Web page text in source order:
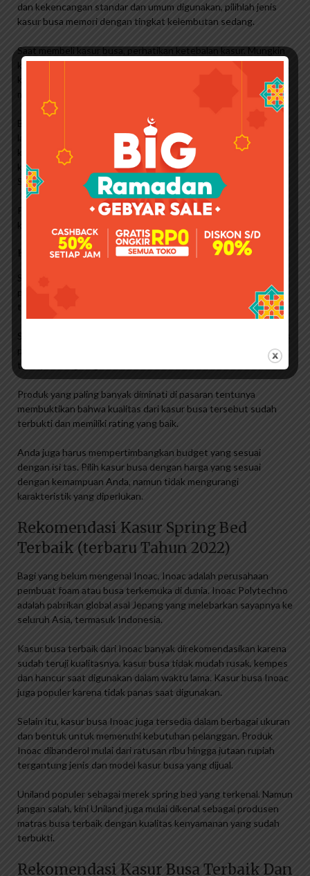
dan kekencangan standar dan umum digunakan, pilihlah jenis
kasur busa memori dengan tingkat kelembutan sedang.
Saat membeli kasur busa, perhatikan ketebalan kasur. Mungkin
ketebalan kasur juga menentukan kualitasnya. Selain ketebalan,
kepadatan kasur busa juga perlu diperhatikan untuk
memastikan kenyamanan maksimal.
Biasanya kasur busa yang dijual di pasaran memiliki kerapatan
lapisan hingga 3 lapisan, dengan setiap lapisan memiliki
ketebalan yang berbeda. Cara sederhana memperhatikan
kerapatan kasur busa adalah dengan mengukur beratnya.
Semakin berat, semakin padat partikel busa biasanya.
Pilih ukuran kasur terbaik untuk kamar tidur Anda Pilih ukuran
kasur terbaik untuk kamar tidur Anda
Kasur Busa Terbaik 2021, Pilih Mana?
Sesuaikan dengan kebutuhan satu orang atau lebih. Anda juga
perlu memperhatikan seberapa besar kasur akan menempati
tubuh.
Saat ini kualitas kasur busa terbaik juga ditentukan oleh kualitas
pembuatnya. Semakin terkenal merk kasur busanya maka anda
tidak perlu ragu lagi.
Produk yang paling banyak diminati di pasaran tentunya
membuktikan bahwa kualitas dari kasur busa tersebut sudah
terbukti dan memiliki rating yang baik.
Anda juga harus mempertimbangkan budget yang sesuai
dengan isi tas. Pilih kasur busa dengan harga yang sesuai
dengan kemampuan Anda, namun tidak mengurangi
karakteristik yang diperlukan.
Rekomendasi Kasur Spring Bed
Terbaik (terbaru Tahun 2022)
Bagi yang belum mengenal Inoac, Inoac adalah perusahaan
pembuat foam atau busa terkemuka di dunia. Inoac Polytechno
adalah pabrikan global asal Jepang yang melebarkan sayapnya ke
seluruh Asia, termasuk Indonesia.
Kasur busa terbaik dari Inoac banyak direkomendasikan karena
sudah teruji kualitasnya, kasur busa tidak mudah rusak, kempes
dan hancur saat digunakan dalam waktu lama. Kasur busa Inoac
juga populer karena tidak panas saat digunakan.
Selain itu, kasur busa Inoac juga tersedia dalam berbagai ukuran
dan bentuk untuk memenuhi kebutuhan pelanggan. Produk
Inoac dibanderol mulai dari ratusan ribu hingga jutaan rupiah
tergantung jenis dan model kasur busa yang dijual.
Uniland populer sebagai merek spring bed yang terkenal. Namun
jangan salah, kini Uniland juga mulai dikenal sebagai produsen
matras busa terbaik dengan kualitas kenyamanan yang sudah
terbukti.
Rekomendasi Kasur Busa Terbaik Dan